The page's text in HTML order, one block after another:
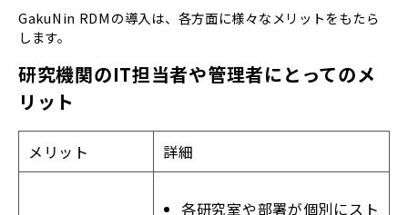
GakuNin RDMの導入は、各方面に様々なメリットをもたら
します。
研究機関のIT担当者や管理者にとってのメ
リット
メリット 詳細
各研究室や部署が個別にスト